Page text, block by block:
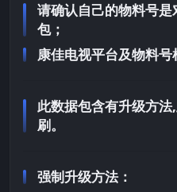
请确认自己的物料号
包；
康佳电视平台及物料号
此数据包含有升级方
刷。
强制升级方法：